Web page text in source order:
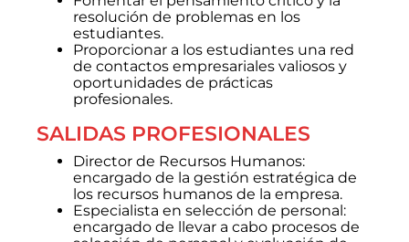
resolución de problemas en los
estudiantes.
Proporcionar a los estudiantes una red
de contactos empresariales valiosos y
oportunidades de prácticas
profesionales.
SALIDAS PROFESIONALES
Director de Recursos Humanos:
encargado de la gestión estratégica de
los recursos humanos de la empresa.
Especialista en selección de personal:
encargado de llevar a cabo procesos de